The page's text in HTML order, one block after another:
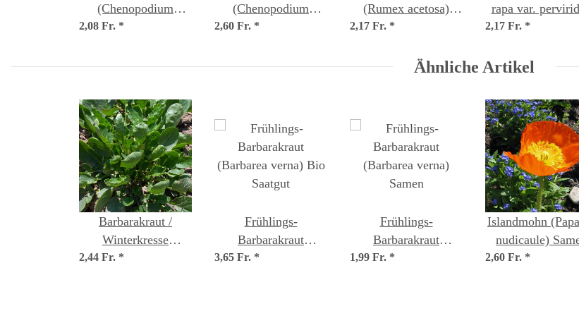
(Chenopodium
bonus-henricus)
2,08 Fr. *
(Chenopodium
bonus-henricus) Bio
2,60 Fr. *
(Rumex acetosa)
Samen
2,17 Fr. *
rapa var.
Samen
2,17 Fr. *
Ähnliche Artikel
Barbarakraut /
Winterkresse
(Barbarea vulgaris)
2,44 Fr. *
Frühlings-
Barbarakraut
(Barbarea verna) Bio
3,65 Fr. *
Frühlings-
Barbarakraut
(Barbarea verna)
1,99 Fr. *
Islandmohn
nudicaule)
2,60 Fr. *